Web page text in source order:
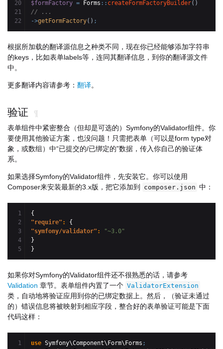
20
21
$formFactory = Forms :: createFormFactoryBuilder( )
// ...
->getFormFactory( ) ;
根据所加载的翻译源信息之种类不同，现在你已经能够添加字符串
的keys，比如表单labels等，连同其翻译信息，到你的翻译源文件
中。
更多翻译内容请参考： 翻译。
验证 ¶
表单组件中紧密整合（但却是可选的）Symfony的Validator组件。你
要使用其他验证方案，也没问题！只需把表单（可以是form type对
象，或数组）中“已提交的/已绑定的”数据，传入你自己的验证体
系。
如果选择Symfony的Validator组件，先安装它。你可以使用
Composer来安装最新的3.x版，把它添加到
composer.json 中：
1
2
3
4
{
"require" : {
"symfony/validator" :
"~3.0"
}
}
如果你对Symfony的Validator组件还不很熟悉的话，请参考
Validation 章节。表单组件内置了一个 ValidatorExtension
类，自动地将验证应用到你的已绑定数据上。然后，（验证未通过
的）错误信息将被映射到相应字段，整合好的表单验证可能是下面
代码这样：
1
use Symfony\Component\Form\Forms ;